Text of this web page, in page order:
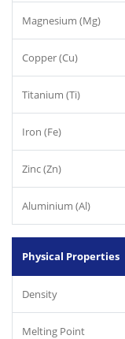
Magnesium (Mg)
Copper (Cu)
Titanium (Ti)
Iron (Fe)
Zinc (Zn)
Aluminium (Al)
Physical Properties
Density
Melting Point